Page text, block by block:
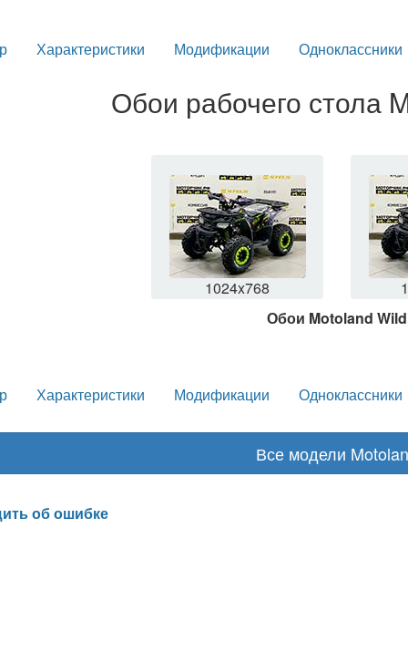
Характеристики Модификации Одноклассники
Обои рабочего стола
1024x768
Обои Motoland Wild
Характеристики Модификации Одноклассники
Все модели
об ошибке